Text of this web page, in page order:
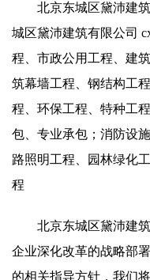
北京东城区黛沛建
城区黛沛建筑有限公司
程、市政公用工程、建
筑幕墙工程、钢结构工
程、环保工程、特种工
包、专业承包；消防设
路照明工程、园林绿化
程
北京东城区黛沛建
企业深化改革的战略部
的相关指导方针，我们